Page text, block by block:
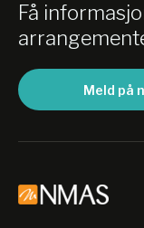
Få
Meld på